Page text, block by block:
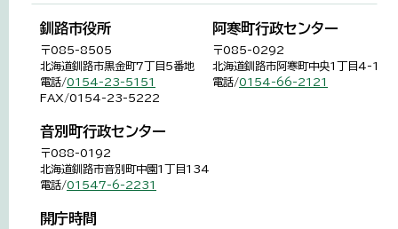
釧路市役所
〒085-8505
北海道釧路市黒金町7丁目5番地
電話/0154-23-5151
FAX/0154-23-5222
阿寒町行政センター
〒085-0292
北海道釧路市阿寒町中央1丁目4-1
電話/0154-66-2121
音別町行政センター
〒088-0192
北海道釧路市音別町中園1丁目134
電話/01547-6-2231
開庁時間